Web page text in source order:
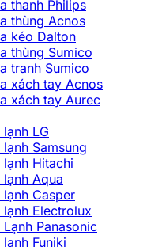
thanh Philips
thùng Acnos
kéo Dalton
thùng Sumico
tranh Sumico
xách tay Acnos
xách tay Aurec
lạnh LG
lạnh Samsung
lạnh Hitachi
lạnh Aqua
lạnh Casper
lạnh Electrolux
Lạnh Panasonic
lạnh Funiki